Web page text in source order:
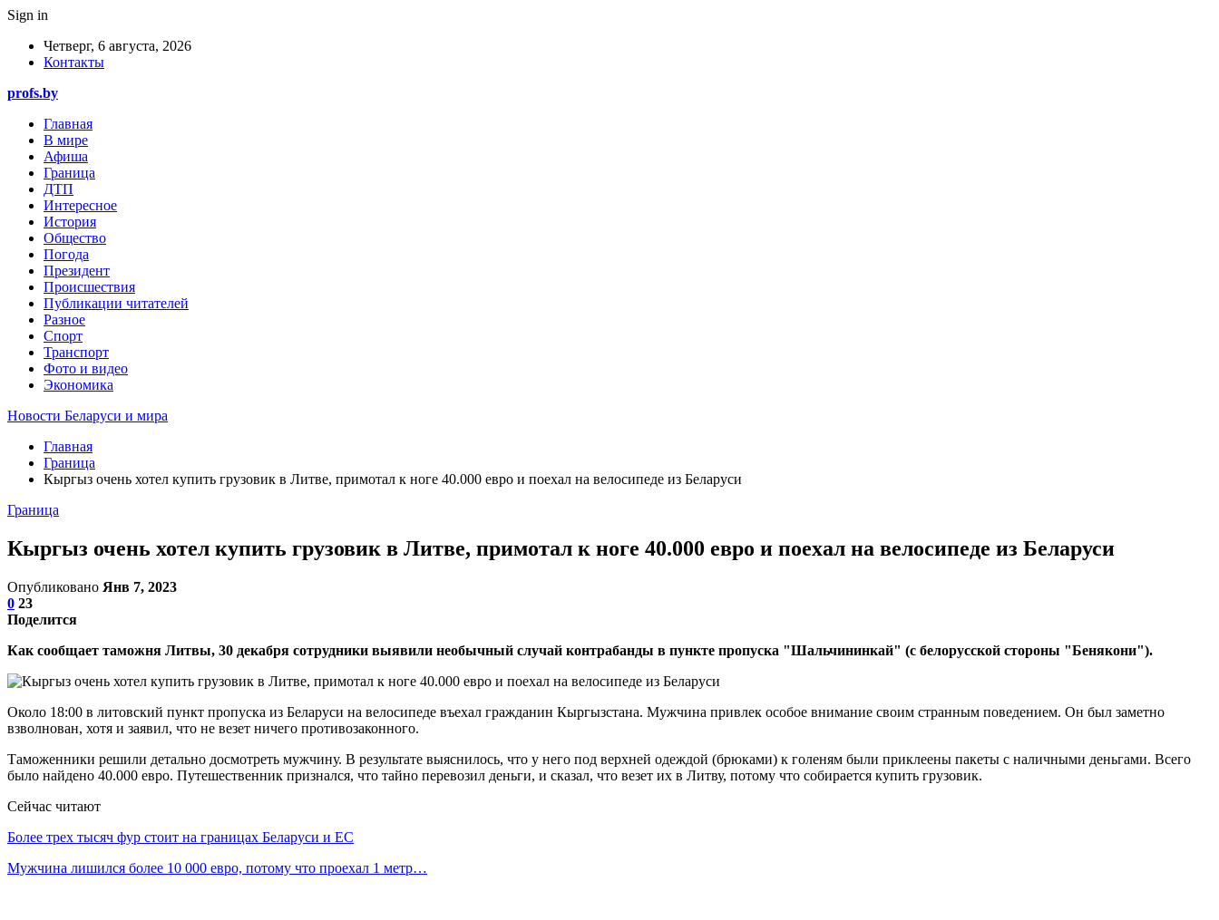
Sign in
Четверг, 6 августа, 2026
Контакты
profs.by
Главная
В мире
Афиша
Граница
ДТП
Интересное
История
Общество
Погода
Президент
Происшествия
Публикации читателей
Разное
Спорт
Транспорт
Фото и видео
Экономика
Новости Беларуси и мира
Главная
Граница
Кыргыз очень хотел купить грузовик в Литве, примотал к ноге 40.000 евро и поехал на велосипеде из Беларуси
Граница
Кыргыз очень хотел купить грузовик в Литве, примотал к ноге 40.000 евро и поехал на велосипеде из Беларуси
Опубликовано Янв 7, 2023
0 23
Поделится
Как сообщает таможня Литвы, 30 декабря сотрудники выявили необычный случай контрабанды в пункте пропуска "Шальчининкай" (с белорусской стороны "Бенякони").
Около 18:00 в литовский пункт пропуска из Беларуси на велосипеде въехал гражданин Кыргызстана. Мужчина привлек особое внимание своим странным поведением. Он был заметно
взволнован, хотя и заявил, что не везет ничего противозаконного.
Таможенники решили детально досмотреть мужчину. В результате выяснилось, что у него под верхней одеждой (брюками) к голеням были приклеены пакеты с наличными деньгами. Всего
было найдено 40.000 евро. Путешественник признался, что тайно перевозил деньги, и сказал, что везет их в Литву, потому что собирается купить грузовик.
Сейчас читают
Более трех тысяч фур стоит на границах Беларуси и ЕС
Мужчина лишился более 10 000 евро, потому что проехал 1 метр…